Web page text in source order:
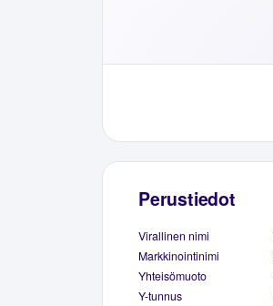
Perustiedot
Virallinen nimi
Markkinointinimi
Yhteisömuoto
Y-tunnus